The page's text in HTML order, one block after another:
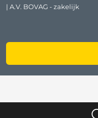
| A.V. BOVAG - zakelijk